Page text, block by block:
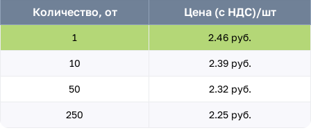
Количество, от
Цена (с НДС)/шт
1 2.46 руб.
10 2.39 руб.
50 2.32 руб.
250 2.25 руб.